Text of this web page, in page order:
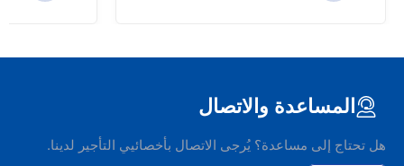
المساعدة والاتصال
هل تحتاج إلى مساعدة؟ يُرجى الاتصال بأخصائيي التأجير لدينا.